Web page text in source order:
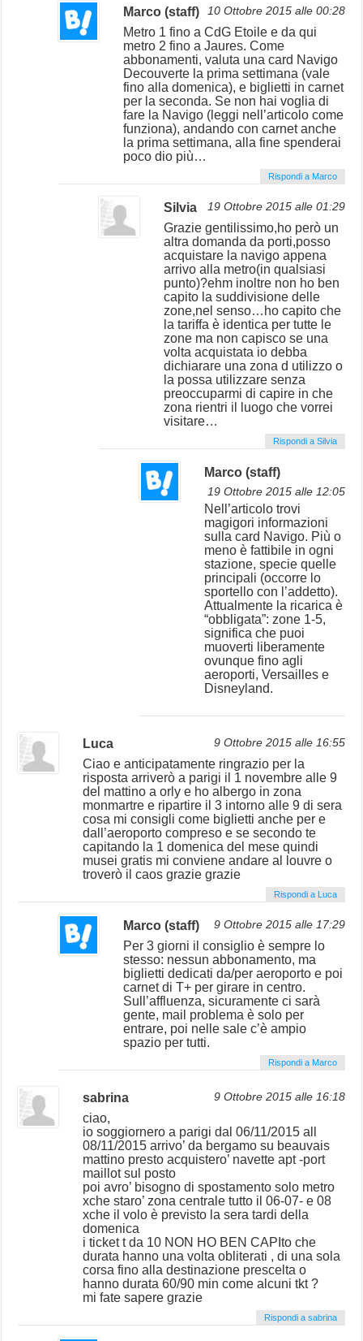
Marco (staff) 10 Ottobre 2015 alle 00:28
Metro 1 fino a CdG Etoile e da qui
metro 2 fino a Jaures. Come
abbonamenti, valuta una card Navigo
Decouverte la prima settimana (vale
fino alla domenica), e biglietti in carnet
per la seconda. Se non hai voglia di
fare la Navigo (leggi nell’articolo come
funziona), andando con carnet anche
la prima settimana, alla fine spenderai
poco dio più…
Rispondi a Marco
Silvia 19 Ottobre 2015 alle 01:29
Grazie gentilissimo,ho però un
altra domanda da porti,posso
acquistare la navigo appena
arrivo alla metro(in qualsiasi
punto)?ehm inoltre non ho ben
capito la suddivisione delle
zone,nel senso…ho capito che
la tariffa è identica per tutte le
zone ma non capisco se una
volta acquistata io debba
dichiarare una zona d utilizzo o
la possa utilizzare senza
preoccuparmi di capire in che
zona rientri il luogo che vorrei
visitare…
Rispondi a Silvia
Marco (staff)
19 Ottobre 2015 alle 12:05
Nell’articolo trovi
magigori informazioni
sulla card Navigo. Più o
meno è fattibile in ogni
stazione, specie quelle
principali (occorre lo
sportello con l’addetto).
Attualmente la ricarica è
“obbligata”: zone 1-5,
significa che puoi
muoverti liberamente
ovunque fino agli
aeroporti, Versailles e
Disneyland.
Luca 9 Ottobre 2015 alle 16:55
Ciao e anticipatamente ringrazio per la
risposta arriverò a parigi il 1 novembre alle 9
del mattino a orly e ho albergo in zona
monmartre e ripartire il 3 intorno alle 9 di sera
cosa mi consigli come biglietti anche per e
dall’aeroporto compreso e se secondo te
capitando la 1 domenica del mese quindi
musei gratis mi conviene andare al louvre o
troverò il caos grazie grazie
Rispondi a Luca
Marco (staff) 9 Ottobre 2015 alle 17:29
Per 3 giorni il consiglio è sempre lo
stesso: nessun abbonamento, ma
biglietti dedicati da/per aeroporto e poi
carnet di T+ per girare in centro.
Sull’affluenza, sicuramente ci sarà
gente, mail problema è solo per
entrare, poi nelle sale c’è ampio
spazio per tutti.
Rispondi a Marco
sabrina 9 Ottobre 2015 alle 16:18
ciao,
io soggiornero a parigi dal 06/11/2015 all
08/11/2015 arrivo’ da bergamo su beauvais
mattino presto acquistero’ navette apt -port
maillot sul posto
poi avro’ bisogno di spostamento solo metro
xche staro’ zona centrale tutto il 06-07- e 08
xche il volo è previsto la sera tardi della
domenica
i ticket t da 10 NON HO BEN CAPIto che
durata hanno una volta obliterati , di una sola
corsa fino alla destinazione prescelta o
hanno durata 60/90 min come alcuni tkt ?
mi fate sapere grazie
Rispondi a sabrina